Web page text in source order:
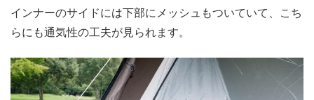
インナーのサイドには下部にメッシュもついていて、こち
らにも通気性の工夫が見られます。